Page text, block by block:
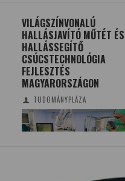
VILÁGSZÍNVONALÚ
HALLÁSJAVÍTÓ MŰTÉT ÉS
HALLÁSSEGÍTŐ
CSÚCSTECHNOLÓGIA
FEJLESZTÉS
MAGYARORSZÁGON
TUDOMÁNYPLÁZA